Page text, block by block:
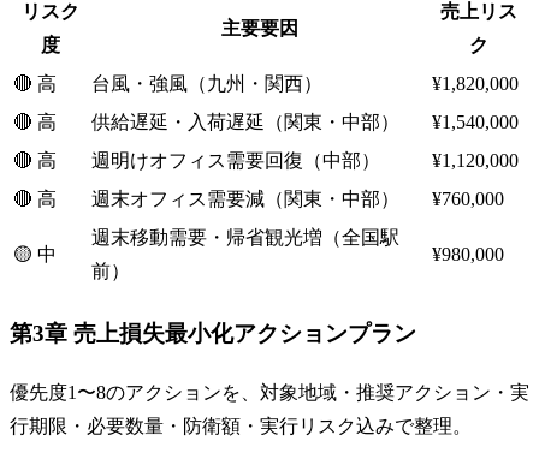
リスク
度
主要要因
売上リス
ク
🔴 高
台風・強風（九州・関西）
¥1,820,000
🔴 高
供給遅延・入荷遅延（関東・中部）
¥1,540,000
🔴 高
週明けオフィス需要回復（中部）
¥1,120,000
🔴 高
週末オフィス需要減（関東・中部） ¥760,000
🟡 中
週末移動需要・帰省観光増（全国駅
前）
¥980,000
第3章 売上損失最小化アクションプラン
優先度1〜8のアクションを、対象地域・推奨アクション・実
行期限・必要数量・防衛額・実行リスク込みで整理。